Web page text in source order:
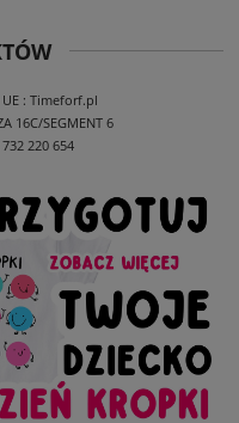
: Timeforf.pl
16C/SEGMENT 6
220 654